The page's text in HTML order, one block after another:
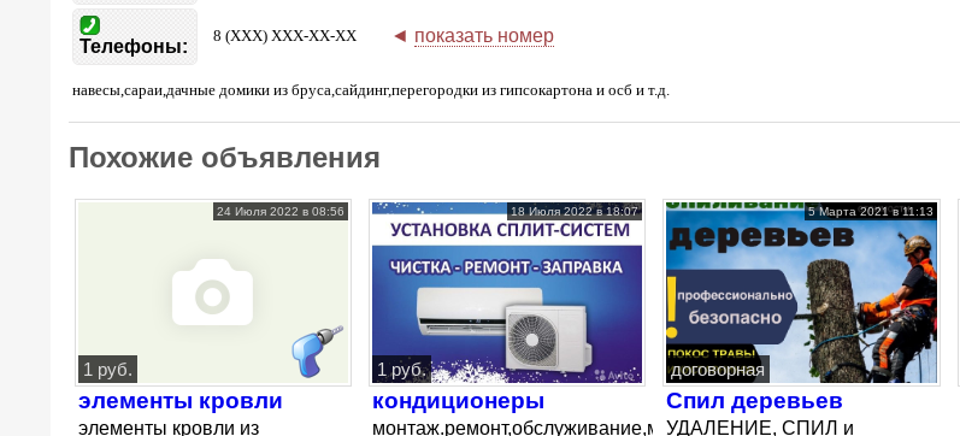
Телефоны:
8 (XXX) XXX-XX-XX ◄ показать номер
навесы,сараи,дачные домики из бруса,сайдинг,перегородки из гипсокартона и осб и т.д.
Похожие объявления
24 Июля 2022 в 08:56
1 руб.
элементы кровли
элементы кровли из
18 Июля 2022 в 18:07
1 руб.
кондиционеры
монтаж.ремонт,обслуживание,мойка
5 Марта 2021 в 11:13
договорная
Спил деревьев
УДАЛЕНИЕ, СПИЛ и